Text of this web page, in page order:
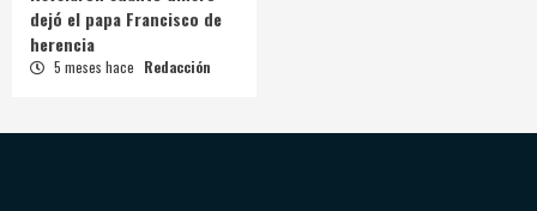
dejó el papa Francisco de
herencia
5 meses hace Redacción